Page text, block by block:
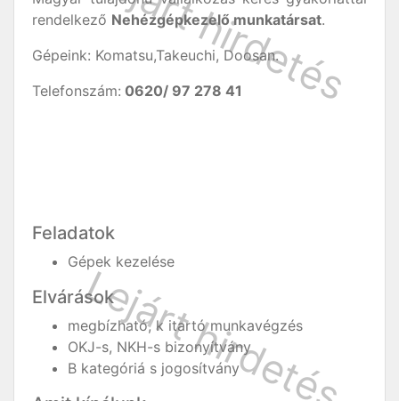
rendelkező Nehézgépkezelő munkatársat.
Gépeink: Komatsu,Takeuchi, Doosan.
Telefonszám: 0620/ 97 278 41
Feladatok
Gépek kezelése
Elvárások
megbízható, k itartó munkavégzés
OKJ-s, NKH-s bizonyítvány
B kategóriá s jogosítvány